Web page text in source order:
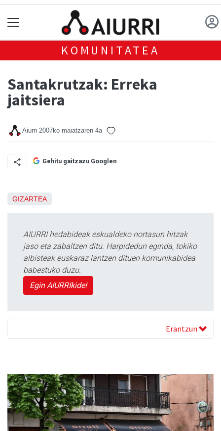
KOMUNITATEA
Santakrutzak: Erreka
jaitsiera
Aiurri 2007ko maiatzaren 4a
Gehitu gaitzazu Googlen
GIZARTEA
AIURRI hedabideak eskualdeko nortasun hitzak
jaso eta zabaltzen ditu. Harpidedun eginda, tokiko
albisteak euskaraz lantzen dituen komunikabidea
babestuko duzu.
Egin AIURRIkide!
Erantzun